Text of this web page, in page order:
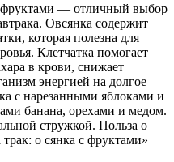
фруктами — отличный выбор
Овсянка содержит
которая полезна для
Клетчатка помогает
в крови, снижает
энергией на долгое
с нарезанными яблоками и
банана, орехами и медом.
стружкой. Польза о
о сянка с фруктами»